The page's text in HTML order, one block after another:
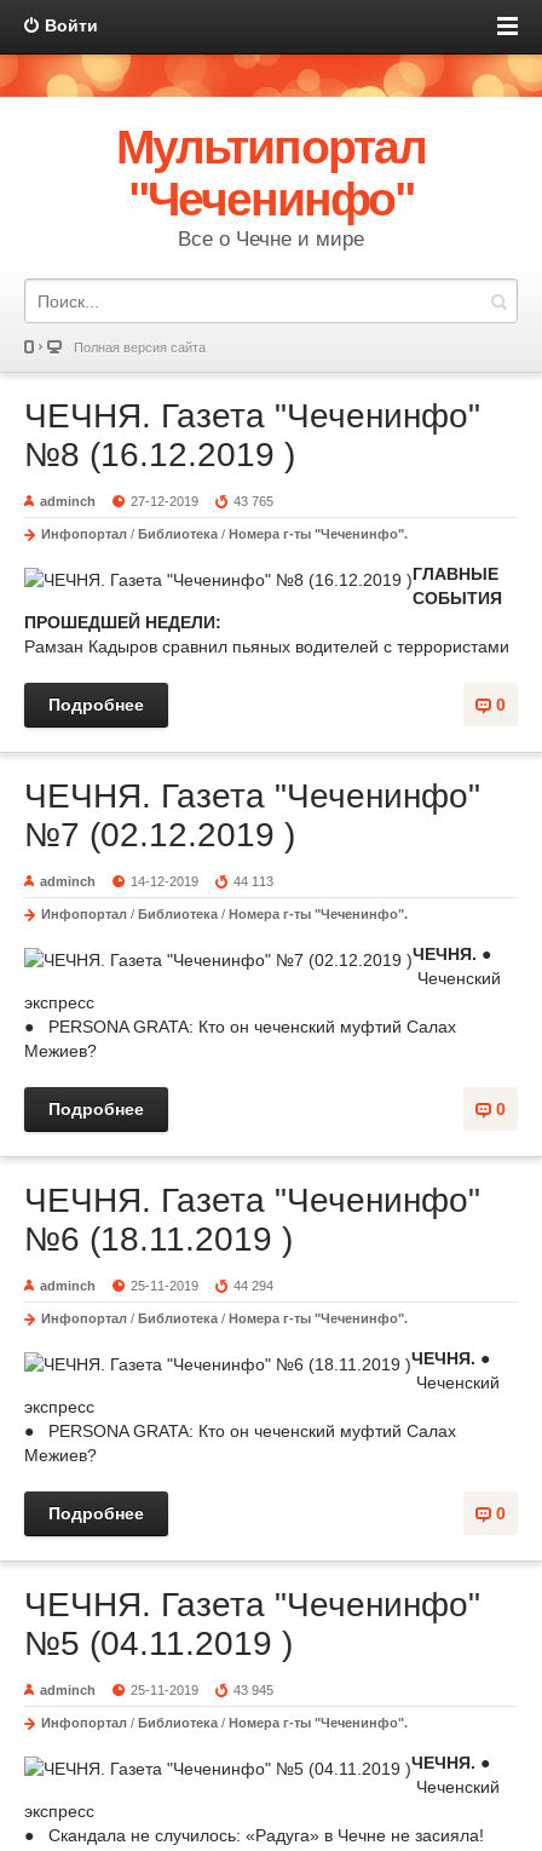
Войти
Мультипортал
"Чеченинфо"
Все о Чечне и мире
Полная версия сайта
ЧЕЧНЯ. Газета "Чеченинфо"
№8 (16.12.2019 )
adminch 27-12-2019 43 765
Инфопортал / Библиотека / Номера г-ты "Чеченинфо".
ГЛАВНЫЕ
СОБЫТИЯ
ПРОШЕДШЕЙ НЕДЕЛИ:
Рамзан Кадыров сравнил пьяных водителей с террористами
0
Подробнее
ЧЕЧНЯ. Газета "Чеченинфо"
№7 (02.12.2019 )
adminch 14-12-2019 44 113
Инфопортал / Библиотека / Номера г-ты "Чеченинфо".
ЧЕЧНЯ. ●
Чеченский
экспресс
● PERSONA GRATA: Кто он чеченский муфтий Салах
Межиев?
0
Подробнее
ЧЕЧНЯ. Газета "Чеченинфо"
№6 (18.11.2019 )
adminch 25-11-2019 44 294
Инфопортал / Библиотека / Номера г-ты "Чеченинфо".
ЧЕЧНЯ. ●
Чеченский
экспресс
● PERSONA GRATA: Кто он чеченский муфтий Салах
Межиев?
0
Подробнее
ЧЕЧНЯ. Газета "Чеченинфо"
№5 (04.11.2019 )
adminch 25-11-2019 43 945
Инфопортал / Библиотека / Номера г-ты "Чеченинфо".
ЧЕЧНЯ. ●
Чеченский
экспресс
● Скандала не случилось: «Радуга» в Чечне не засияла!